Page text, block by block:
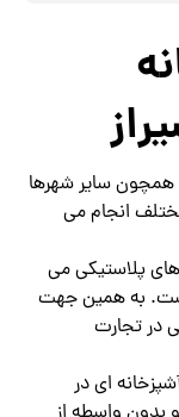
همچون سایر شهرها
انجام می
پلاستیکی می
به همین جهت
در تجارت
ای در